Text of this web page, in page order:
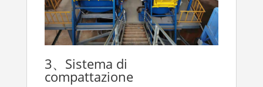
3、Sistema di
compattazione